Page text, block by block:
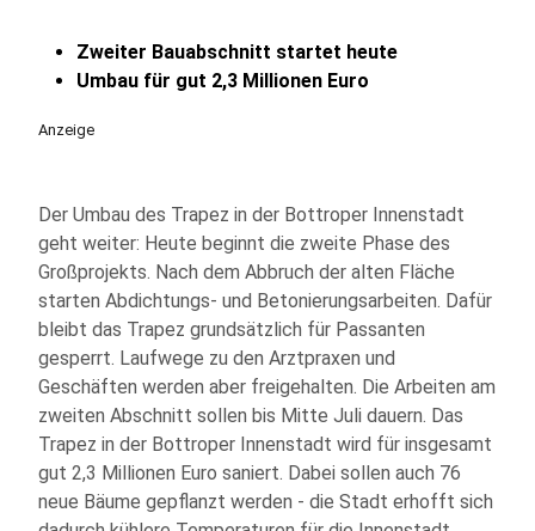
Zweiter Bauabschnitt startet heute
Umbau für gut 2,3 Millionen Euro
Anzeige
Der Umbau des Trapez in der Bottroper Innenstadt
geht weiter: Heute beginnt die zweite Phase des
Großprojekts. Nach dem Abbruch der alten Fläche
starten Abdichtungs- und Betonierungsarbeiten. Dafür
bleibt das Trapez grundsätzlich für Passanten
gesperrt. Laufwege zu den Arztpraxen und
Geschäften werden aber freigehalten. Die Arbeiten am
zweiten Abschnitt sollen bis Mitte Juli dauern. Das
Trapez in der Bottroper Innenstadt wird für insgesamt
gut 2,3 Millionen Euro saniert. Dabei sollen auch 76
neue Bäume gepflanzt werden - die Stadt erhofft sich